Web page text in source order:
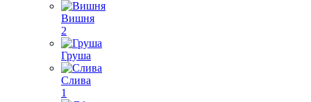
Вишня
2
Груша
Слива
1